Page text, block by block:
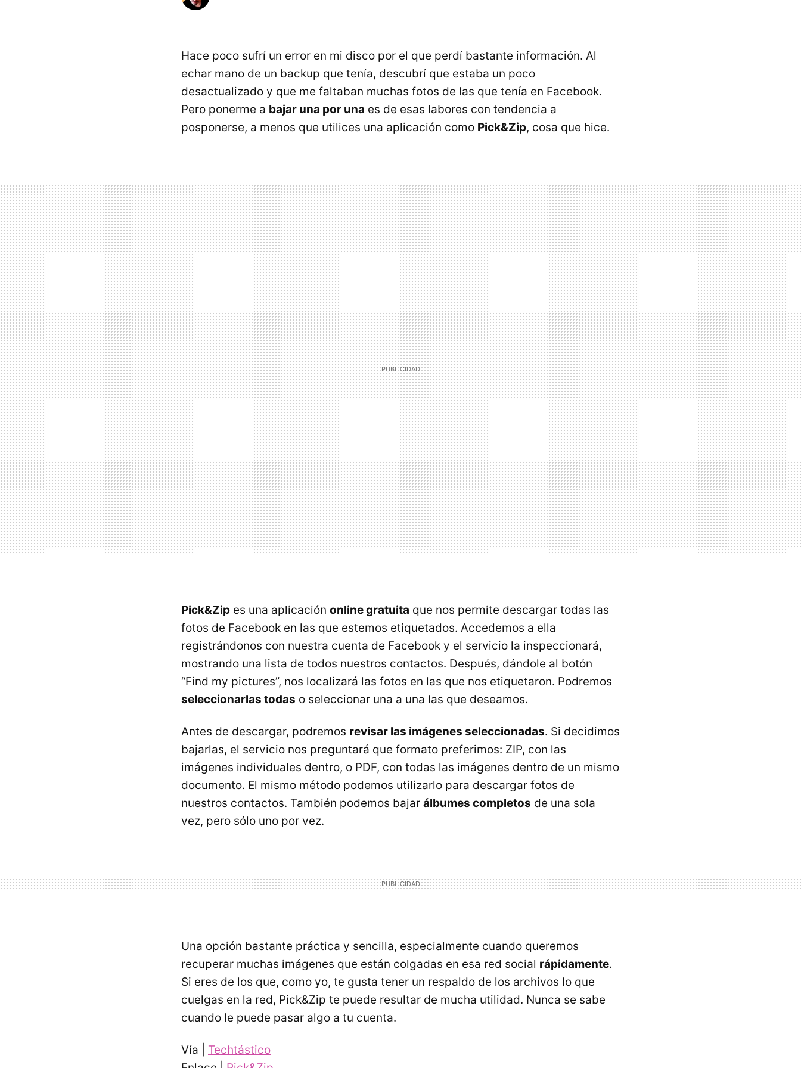
Hace poco sufrí un error en mi disco por el que perdí bastante información. Al
echar mano de un backup que tenía, descubrí que estaba un poco
desactualizado y que me faltaban muchas fotos de las que tenía en Facebook.
Pero ponerme a bajar una por una es de esas labores con tendencia a
posponerse, a menos que utilices una aplicación como Pick&Zip, cosa que hice.
Pick&Zip es una aplicación online gratuita que nos permite descargar todas las
fotos de Facebook en las que estemos etiquetados. Accedemos a ella
registrándonos con nuestra cuenta de Facebook y el servicio la inspeccionará,
mostrando una lista de todos nuestros contactos. Después, dándole al botón
“Find my pictures”, nos localizará las fotos en las que nos etiquetaron. Podremos
seleccionarlas todas o seleccionar una a una las que deseamos.
Antes de descargar, podremos revisar las imágenes seleccionadas. Si decidimos
bajarlas, el servicio nos preguntará que formato preferimos: ZIP, con las
imágenes individuales dentro, o PDF, con todas las imágenes dentro de un mismo
documento. El mismo método podemos utilizarlo para descargar fotos de
nuestros contactos. También podemos bajar álbumes completos de una sola
vez, pero sólo uno por vez.
Una opción bastante práctica y sencilla, especialmente cuando queremos
recuperar muchas imágenes que están colgadas en esa red social rápidamente.
Si eres de los que, como yo, te gusta tener un respaldo de los archivos lo que
cuelgas en la red, Pick&Zip te puede resultar de mucha utilidad. Nunca se sabe
cuando le puede pasar algo a tu cuenta.
Vía | Techtástico